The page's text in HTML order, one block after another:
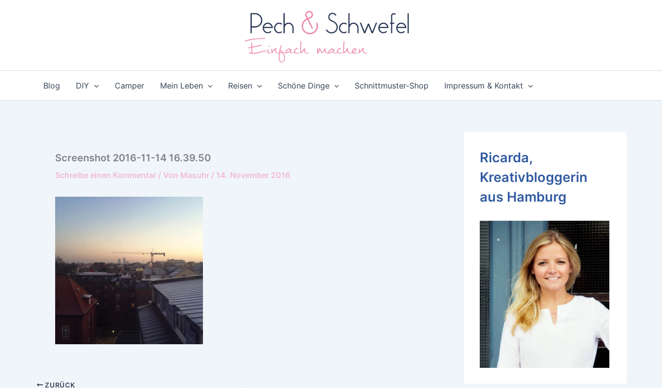
Blog DIY Camper Mein Leben Reisen Schöne Dinge Schnittmuster-Shop Impressum & Kontakt
Screenshot 2016-11-14 16.39.50
Schreibe einen Kommentar / Von Masuhr / 14. November 2016
ZURÜCK
Ricarda,
Kreativbloggerin
aus Hamburg